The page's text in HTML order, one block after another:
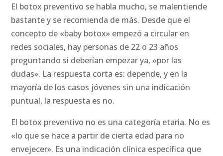
El botox preventivo se habla mucho, se malentiende
bastante y se recomienda de más. Desde que el
concepto de «baby botox» empezó a circular en
redes sociales, hay personas de 22 o 23 años
preguntando si deberían empezar ya, «por las
dudas». La respuesta corta es: depende, y en la
mayoría de los casos jóvenes sin una indicación
puntual, la respuesta es no.
El botox preventivo no es una categoría etaria. No es
«lo que se hace a partir de cierta edad para no
envejecer». Es una indicación clínica específica que